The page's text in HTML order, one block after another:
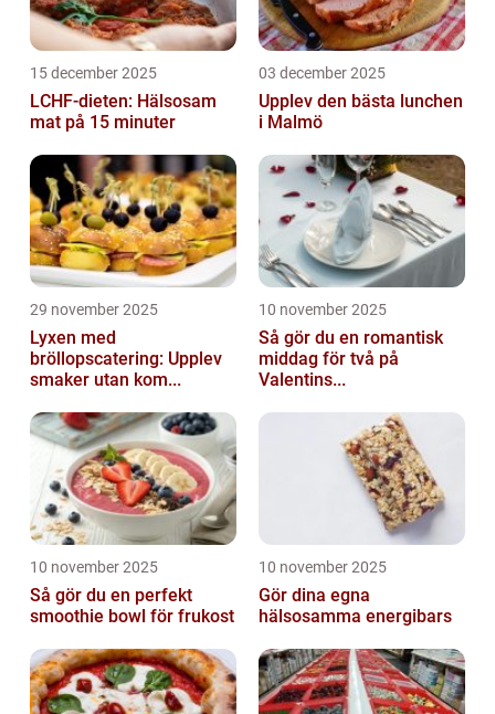
15 december 2025
LCHF-dieten: Hälsosam
mat på 15 minuter
03 december 2025
Upplev den bästa lunchen
i Malmö
29 november 2025
Lyxen med
bröllopscatering: Upplev
smaker utan kom...
10 november 2025
Så gör du en romantisk
middag för två på
Valentins...
10 november 2025
Så gör du en perfekt
smoothie bowl för frukost
10 november 2025
Gör dina egna
hälsosamma energibars